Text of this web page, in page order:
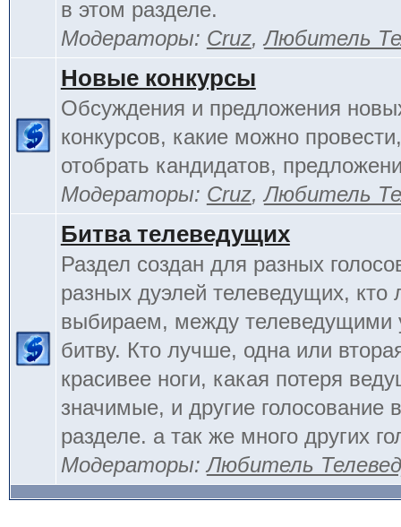
в этом разделе.
Модераторы: Cruz,Любитель
Новые конкурсы
Обсуждения и предложения
конкурсов, какие можно
отобрать кандидатов,
Модераторы: Cruz,Любитель
Битва телеведущих
Раздел создан для разных
разных дуэлей телеведущих, кто
выбираем, между телеведущими
битву. Кто лучше, одна или
красивее ноги, какая потеря
значимые, и другие голосование
разделе. а так же много других
Модераторы:Любитель